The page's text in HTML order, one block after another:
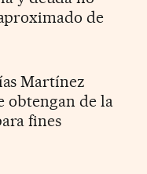
de
Martínez
obtengan de la
fines